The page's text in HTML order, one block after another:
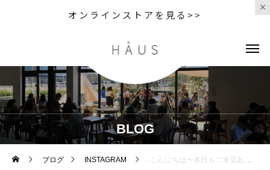
オンラインストアを見る>>
BLOG
ブログ INSTAGRAM ..こんにちは〜︎本日もご来店ありがとうございます。..◇写真6/1からスタートした新メニュー〈 グレープフルーツタルト 〉.紅茶を使った風味豊かな生地にしっとりジューシーな2種類のグレープフルーツをたっぷりのせました♡暑い季節にぴったりなすっきり爽やかなタルトです︎ぜひお試しくださいねっ..本日も21時まで営業しております。ご来店お待ちしております。..#dessert #sweet #グレープフルーツタルト #グレープフルーツ #ケーキ #cake #タルト #tarte #🥧#cafetime #cafestagram #instafood #cafe #カフェ #カフェ巡り#haus_matsue#hausmatsue #松江カフェ #島根カフェ#松江 #島根